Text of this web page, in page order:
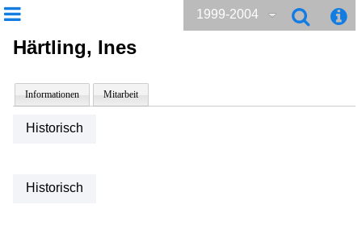
1999-2004
Härtling, Ines
Informationen Mitarbeit
Historisch
Historisch